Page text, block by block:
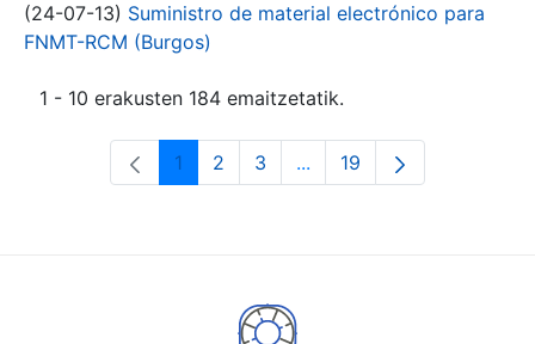
(24-07-13) Suministro de material electrónico para
FNMT-RCM (Burgos)
1 - 10 erakusten 184 emaitzetatik.
Orrialdea
1 Orrialdea
2 Orrialdea
3 ...Intermediate Pages Use
Orrialdea
19